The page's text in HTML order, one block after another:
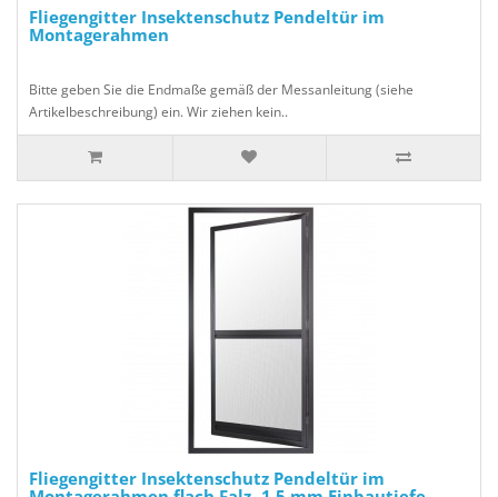
Fliegengitter Insektenschutz Pendeltür im
Montagerahmen
Bitte geben Sie die Endmaße gemäß der Messanleitung (siehe
Artikelbeschreibung) ein. Wir ziehen kein..
Fliegengitter Insektenschutz Pendeltür im